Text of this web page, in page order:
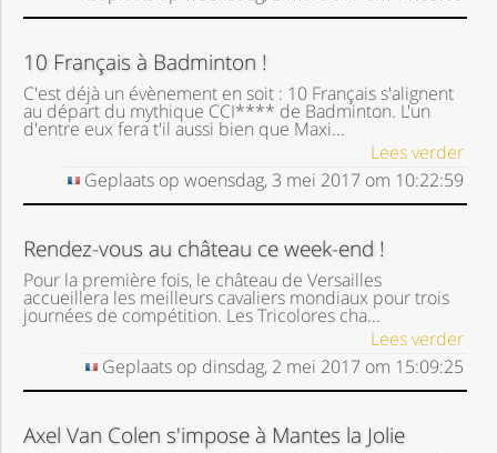
10 Français à Badminton !
C'est déjà un évènement en soit : 10 Français s'alignent
au départ du mythique CCI**** de Badminton. L'un
d'entre eux fera t'il aussi bien que Maxi...
Lees verder
Geplaats op woensdag, 3 mei 2017 om 10:22:59
Rendez-vous au château ce week-end !
Pour la première fois, le château de Versailles
accueillera les meilleurs cavaliers mondiaux pour trois
journées de compétition. Les Tricolores cha...
Lees verder
Geplaats op dinsdag, 2 mei 2017 om 15:09:25
Axel Van Colen s'impose à Mantes la Jolie